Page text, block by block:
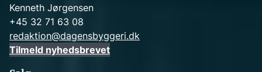
Kenneth Jørgensen
+45 32 71 63 08
redaktion@dagensbyggeri.dk
Tilmeld nyhedsbrevet